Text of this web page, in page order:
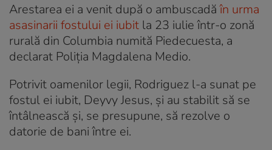
Arestarea ei a venit după o ambuscadăîn urma
asasinarii fostului ei iubit la 23 iulie într-o zonă
rurală din Columbia numită Piedecuesta, a
declarat Poliția Magdalena Medio.
Potrivit oamenilor legii, Rodriguez l-a sunat pe
fostul ei iubit, Deyvy Jesus, și au stabilit să se
întâlnească și, se presupune, să rezolve o
datorie de bani între ei.